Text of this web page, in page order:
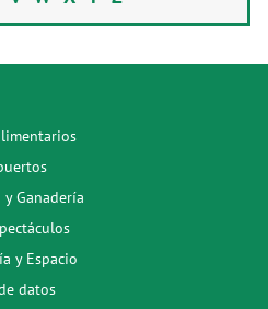
Ganadería
y Espacio
datos